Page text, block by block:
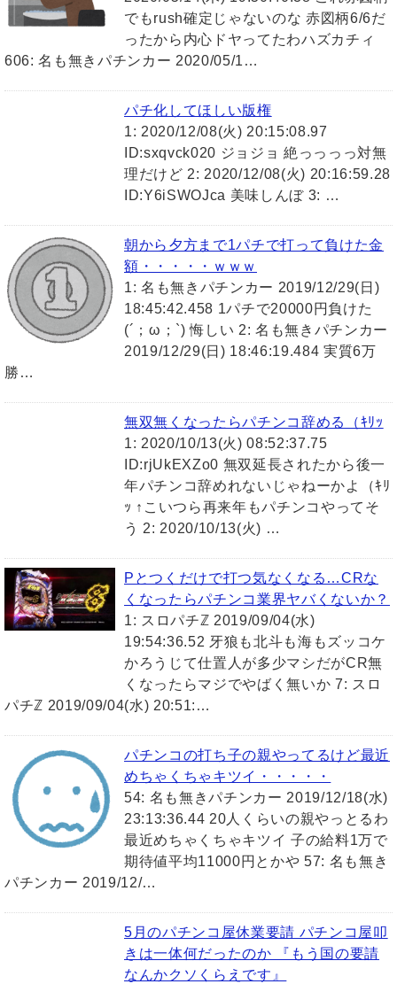
でもrush確定じゃないのな 赤図柄6/6だ
ったから内心ドヤってたわハズカチィ
606: 名も無きパチンカー 2020/05/1…
パチ化してほしい版権
1: 2020/12/08(火) 20:15:08.97
ID:sxqvck020 ジョジョ 絶っっっっ対無
理だけど 2: 2020/12/08(火) 20:16:59.28
ID:Y6iSWOJca 美味しんぼ 3: …
朝から夕方まで1パチで打って負けた金
額・・・・・ｗｗｗ
1: 名も無きパチンカー 2019/12/29(日)
18:45:42.458 1パチで20000円負けた
(´；ω；`) 悔しい 2: 名も無きパチンカー
2019/12/29(日) 18:46:19.484 実質6万
勝…
無双無くなったらパチンコ辞める（ｷﾘｯ
1: 2020/10/13(火) 08:52:37.75
ID:rjUkEXZo0 無双延長されたから後一
年パチンコ辞めれないじゃねーかよ（ｷﾘ
ｯ ↑こいつら再来年もパチンコやってそ
う 2: 2020/10/13(火) …
Pとつくだけで打つ気なくなる…CRな
くなったらパチンコ業界ヤバくないか？
1: スロパチℤ 2019/09/04(水)
19:54:36.52 牙狼も北斗も海もズッコケ
かろうじて仕置人が多少マシだがCR無
くなったらマジでやばく無いか 7: スロ
パチℤ 2019/09/04(水) 20:51:…
パチンコの打ち子の親やってるけど最近
めちゃくちゃキツイ・・・・・
54: 名も無きパチンカー 2019/12/18(水)
23:13:36.44 20人くらいの親やっとるわ
最近めちゃくちゃキツイ 子の給料1万で
期待値平均11000円とかや 57: 名も無き
パチンカー 2019/12/…
5月のパチンコ屋休業要請 パチンコ屋叩
きは一体何だったのか 『もう国の要請
なんかクソくらえです』